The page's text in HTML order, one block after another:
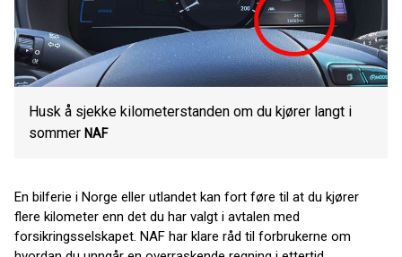
Husk å sjekke kilometerstanden om du kjører langt i
sommer NAF
En bilferie i Norge eller utlandet kan fort føre til at du kjører
flere kilometer enn det du har valgt i avtalen med
forsikringsselskapet. NAF har klare råd til forbrukerne om